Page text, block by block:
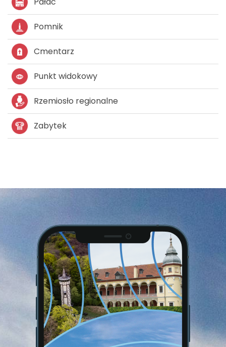
Pomnik
Cmentarz
Punkt widokowy
Rzemiosło regionalne
Zabytek